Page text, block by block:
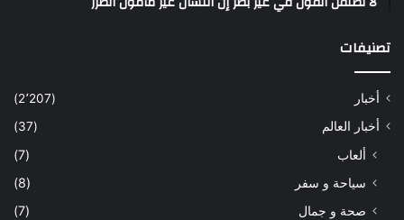
تصنيفات
أخبار
(2٬207)
أخبار العالم
(37)
ألعاب
(7)
سياحة و سفر
(8)
صحة و جمال
(7)